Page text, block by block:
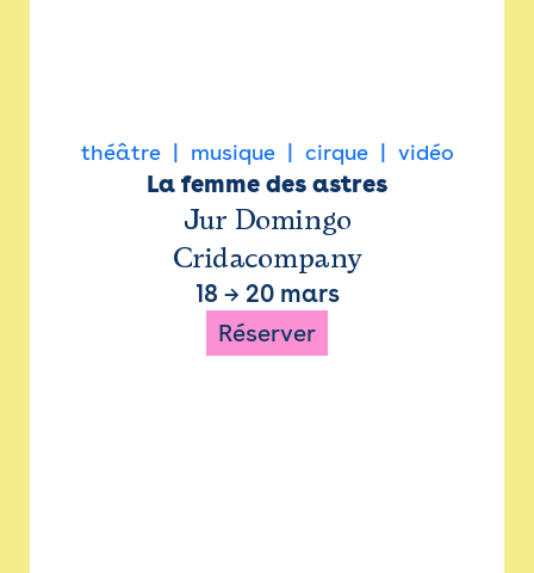
théâtre musique cirque vidéo
La femme des astres
Jur Domingo
Cridacompany
18 → 20 mars
Réserver